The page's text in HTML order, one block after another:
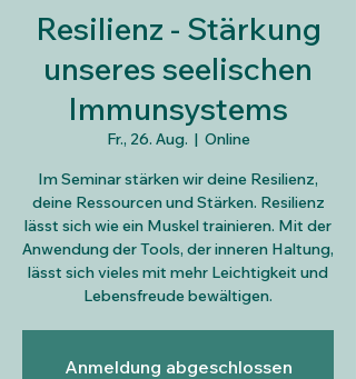
Resilienz - Stärkung
unseres seelischen
Immunsystems
Fr., 26. Aug.
  |
Online
Im Seminar stärken wir deine Resilienz,
deine Ressourcen und Stärken. Resilienz
lässt sich wie ein Muskel trainieren. Mit der
Anwendung der Tools, der inneren Haltung,
lässt sich vieles mit mehr Leichtigkeit und
Lebensfreude bewältigen.
Anmeldung abgeschlossen